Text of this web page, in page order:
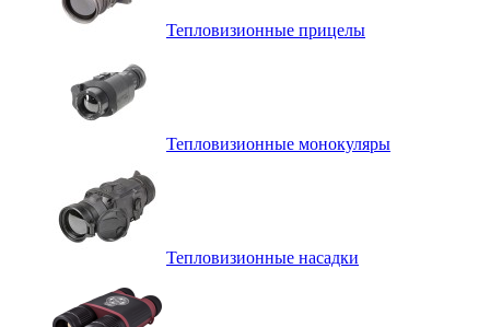
Тепловизионные прицелы
Тепловизионные монокуляры
Тепловизионные насадки